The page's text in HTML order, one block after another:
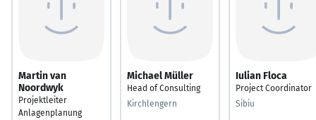
Martin van
Noordwyk
Projektleiter
Anlagenplanung
Michael Müller
Head of Consulting
Kirchlengern
Iulian Floca
Project Coordinator
Sibiu